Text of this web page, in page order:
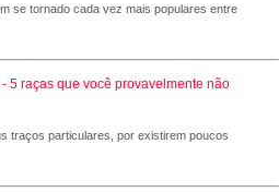
se tornado cada vez mais populares entre
5 raças que você provavelmente não
traços particulares, por existirem poucos